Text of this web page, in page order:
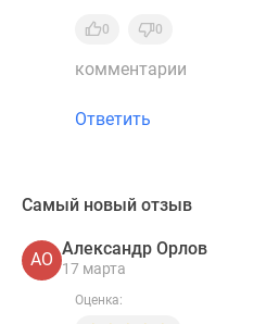
0 0
комментарии
Ответить
Самый новый отзыв
АО
Александр Орлов
17 марта
Оценка: